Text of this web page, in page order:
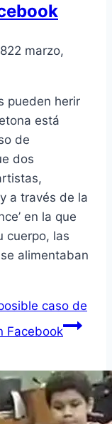
22 marzo,
pueden herir
está
de
dos
a través de la
en la que
cuerpo, las
alimentaban
caso de
Facebook